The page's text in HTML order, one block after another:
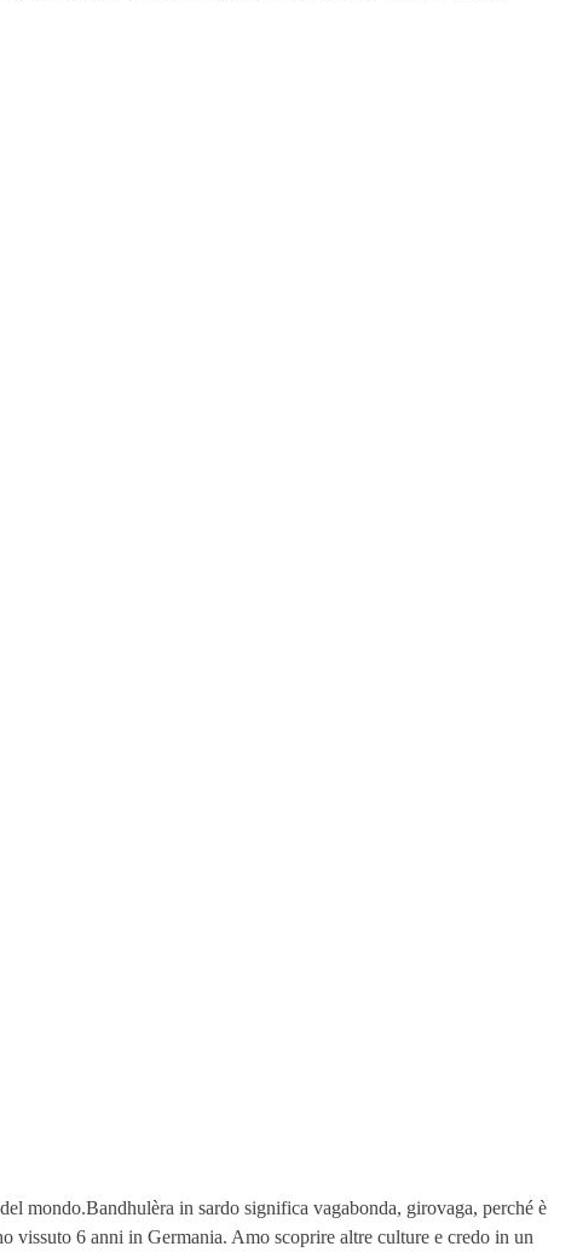
mondo.Bandhulèra in sardo significa vagabonda, girovaga, perché è
vissuto 6 anni in Germania. Amo scoprire altre culture e credo in un